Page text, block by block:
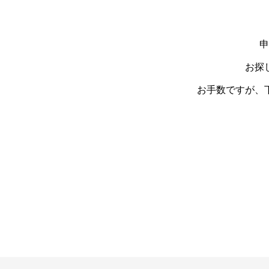
お探
お手数ですが、